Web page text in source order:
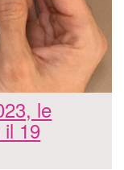
le
il 19